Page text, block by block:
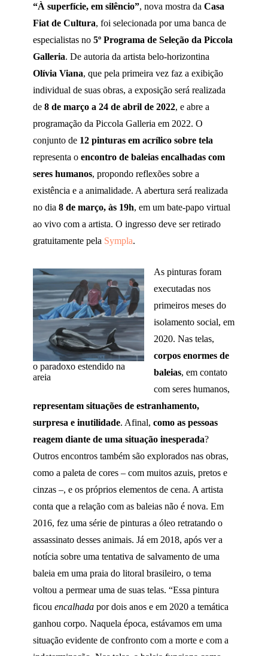
“À superfície, em silêncio”, nova mostra da Casa
Fiat de Cultura, foi selecionada por uma banca de
especialistas no 5º Programa de Seleção da Piccola
Galleria. De autoria da artista belo-horizontina
Olívia Viana, que pela primeira vez faz a exibição
individual de suas obras, a exposição será realizada
de 8 de março a 24 de abril de 2022, e abre a
programação da Piccola Galleria em 2022. O
conjunto de 12 pinturas em acrílico sobre tela
representa o encontro de baleias encalhadas com
seres humanos, propondo reflexões sobre a
existência e a animalidade. A abertura será realizada
no dia 8 de março, às 19h, em um bate-papo virtual
ao vivo com a artista. O ingresso deve ser retirado
gratuitamente pela Sympla.
o paradoxo estendido na
areia
As pinturas foram
executadas nos
primeiros meses do
isolamento social, em
2020. Nas telas,
corpos enormes de
baleias, em contato
com seres humanos,
representam situações de estranhamento,
surpresa e inutilidade. Afinal, como as pessoas
reagem diante de uma situação inesperada?
Outros encontros também são explorados nas obras,
como a paleta de cores – com muitos azuis, pretos e
cinzas –, e os próprios elementos de cena. A artista
conta que a relação com as baleias não é nova. Em
2016, fez uma série de pinturas a óleo retratando o
assassinato desses animais. Já em 2018, após ver a
notícia sobre uma tentativa de salvamento de uma
baleia em uma praia do litoral brasileiro, o tema
voltou a permear uma de suas telas. “Essa pintura
ficou encalhada por dois anos e em 2020 a temática
ganhou corpo. Naquela época, estávamos em uma
situação evidente de confronto com a morte e com a